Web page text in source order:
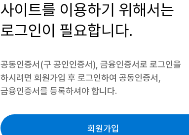
사이트를 이용하기 위해서는
로그인이 필요합니다.
공동인증서(구 공인인증서), 금융인증서로 로그인을
하시려면 회원가입 후 로그인하여 공동인증서,
금융인증서를 등록하셔야 합니다.
회원가입